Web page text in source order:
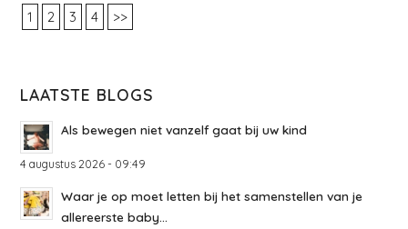
1
2 3 4 >>
LAATSTE BLOGS
Als bewegen niet vanzelf gaat bij uw kind
4 augustus 2026 - 09:49
Waar je op moet letten bij het samenstellen van je
allereerste baby...